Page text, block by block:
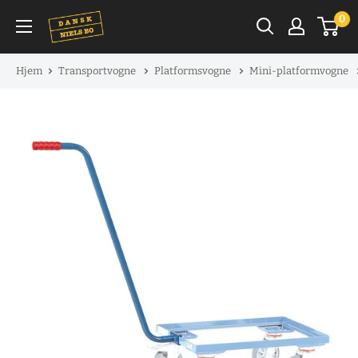
indhold
0
Hjem Transportvogne Platformsvogne Mini-platformvogne